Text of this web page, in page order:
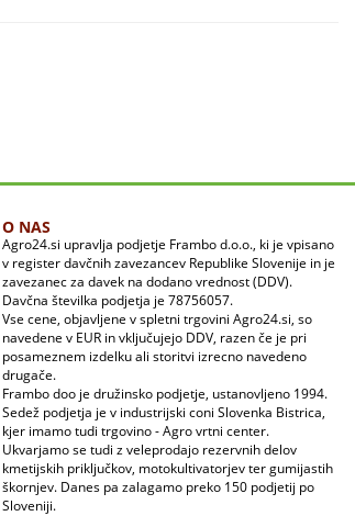
O NAS
Agro24.si upravlja podjetje Frambo d.o.o., ki je vpisano
v register davčnih zavezancev Republike Slovenije in je
zavezanec za davek na dodano vrednost (DDV).
Davčna številka podjetja je 78756057.
Vse cene, objavljene v spletni trgovini Agro24.si, so
navedene v EUR in vključujejo DDV, razen če je pri
posameznem izdelku ali storitvi izrecno navedeno
drugače.
Frambo doo je družinsko podjetje, ustanovljeno 1994.
Sedež podjetja je v industrijski coni Slovenka Bistrica,
kjer imamo tudi trgovino - Agro vrtni center.
Ukvarjamo se tudi z veleprodajo rezervnih delov
kmetijskih priključkov, motokultivatorjev ter gumijastih
škornjev. Danes pa zalagamo preko 150 podjetij po
Sloveniji.